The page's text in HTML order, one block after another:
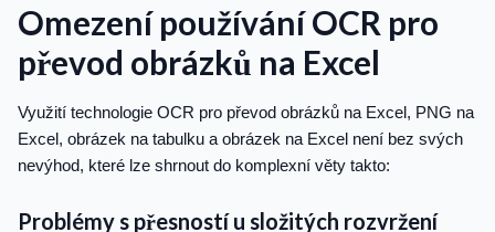
Omezení používání OCR pro
převod obrázků na Excel
Využití technologie OCR pro převod obrázků na Excel, PNG na
Excel, obrázek na tabulku a obrázek na Excel není bez svých
nevýhod, které lze shrnout do komplexní věty takto:
Problémy s přesností u složitých rozvržení